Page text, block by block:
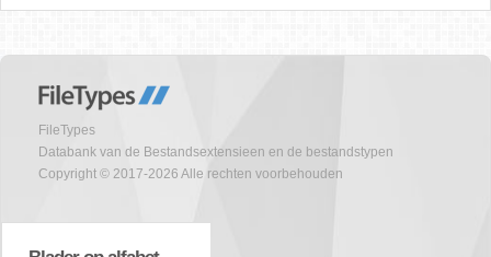
FileTypes
Databank van de Bestandsextensieen en de bestandstypen
Copyright © 2017-2026 Alle rechten voorbehouden